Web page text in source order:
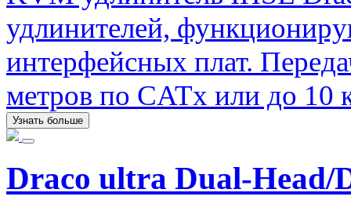
удлинителей,
интерфейсных плат.
метров по CATx или до 10
Узнать больше
Draco ultra Dual-Head/